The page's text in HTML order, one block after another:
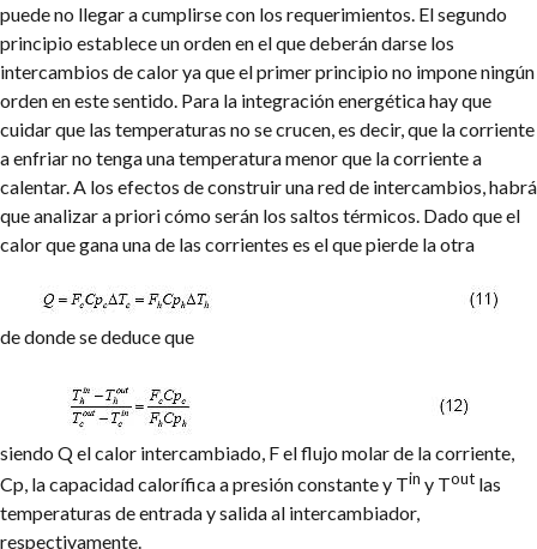
puede no llegar a cumplirse con los requerimientos. El segundo
principio establece un orden en el que deberán darse los
intercambios de calor ya que el primer principio no impone ningún
orden en este sentido. Para la integración energética hay que
cuidar que las temperaturas no se crucen, es decir, que la corriente
a enfriar no tenga una temperatura menor que la corriente a
calentar. A los efectos de construir una red de intercambios, habrá
que analizar a priori cómo serán los saltos térmicos. Dado que el
calor que gana una de las corrientes es el que pierde la otra
de donde se deduce que
siendo Q el calor intercambiado, F el flujo molar de la corriente,
Cp, la capacidad calorífica a presión constante y Tin y Tout las
temperaturas de entrada y salida al intercambiador,
respectivamente.